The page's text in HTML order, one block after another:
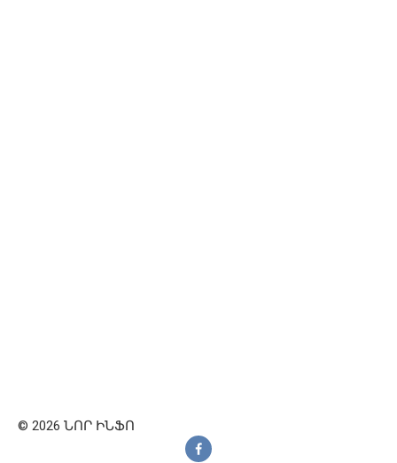
© 2026 ՆՈՐ ԻՆՖՈ